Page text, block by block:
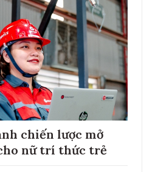
chiến lược mở
nữ trí thức trẻ